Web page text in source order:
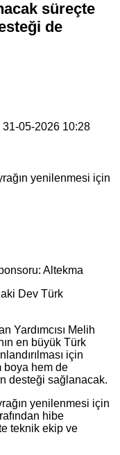
süreçte
de
05-2026 10:28
Altekma
Dev Türk
Yardımcısı Melih
en büyük Türk
için
boya hem de
desteği sağlanacak.
yenilenmesi için
hibe
teknik ekip ve